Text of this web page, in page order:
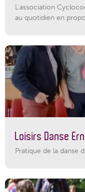
L'association
au quotidien en
Loisirs Danse
Pratique de la danse